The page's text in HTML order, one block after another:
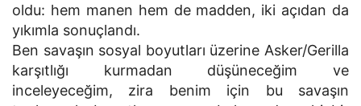
oldu: hem manen hem de madden, iki açıdan da
yıkımla sonuçlandı.
Ben savaşın sosyal boyutları üzerine Asker/Gerilla
karşıtlığı kurmadan düşüneceğim ve
inceleyeceğim, zira benim için bu savaşın